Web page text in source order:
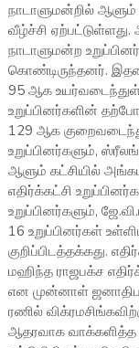
நாடாளுமன்றில்
வீழ்ச்சி
நாடாளுமன்ற
கொண்டிருந்தனர்.
95 ஆக
உறுப்பினர்களின்
129 ஆக
உறுப்பினர்களும்,
ஆளும் கட்சியில்
எதிர்க்கட்சி
உறுப்பினர்களும்,
16 உறுப்பினர்கள்
குறிப்பிடத்தக்கது.
மஹிந்த ராஜபக்ச
என முன்னாள்
ரணில்
ஆதரவாக வாக்களித்த